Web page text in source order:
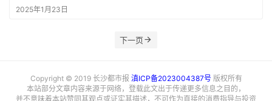
2025年1月23日
下一页
Copyright © 2019 长沙都市报 滇ICP备2023004387号版权所有
本站部分文章内容来源于网络，登载此文出于传递更多信息之目的，
并不意味着本站赞同其观点或证实其描述，不可作为直接的消费指导与投资